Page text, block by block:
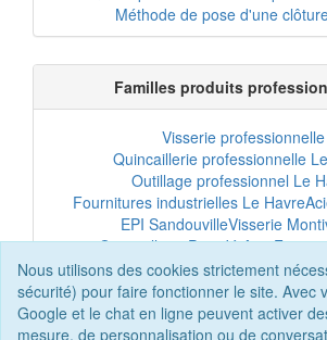
Nous utilisons des cookies strictement
sécurité) pour faire fonctionner le site. Avec
Google et le chat en ligne peuvent activer
mesure, de personnalisation ou de
Méthode de pose d'une
Familles produits
Visserie professionnelle
Quincaillerie professionnelle
Outillage professionnel Le
Fournitures industrielles Le Havre
EPI SandouvilleVisserie
Quincaillerie Port-Jérôme
EPI professionnelOutillage
Acier professionnelTôles et
Scellement chimiqueClôtures